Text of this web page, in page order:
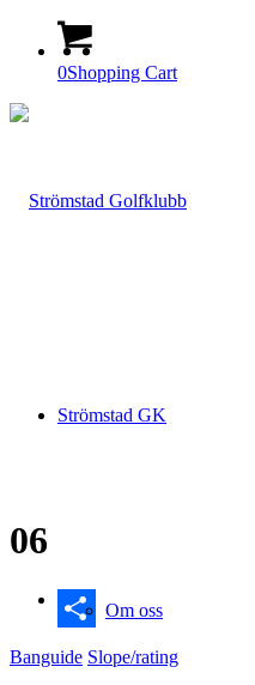
0Shopping Cart
Strömstad GK
Om oss
06
Dela
Banguide Slope/rating